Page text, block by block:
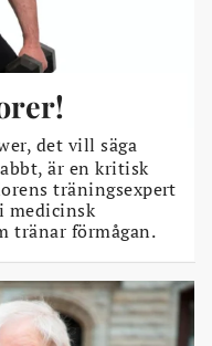
det vill säga
är en kritisk
träningsexpert
medicinsk
tränar förmågan.